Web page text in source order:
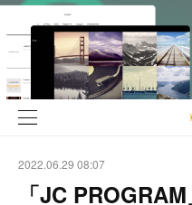
2022.06.29 08:07
「JC